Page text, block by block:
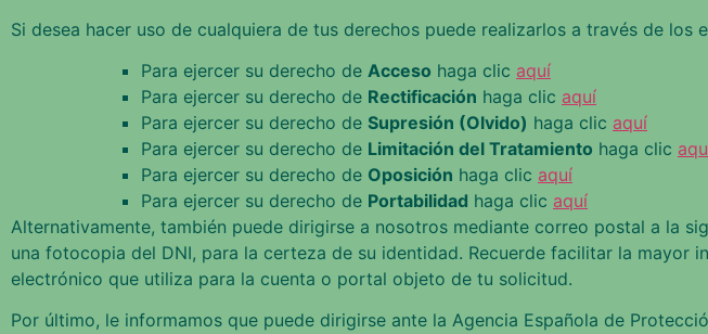
Si desea hacer uso de cualquiera de tus derechos puede realizarlos a través de los
Para ejercer su derecho de Acceso haga clic aquí
Para ejercer su derecho de Rectificación haga clic aquí
Para ejercer su derecho de Supresión (Olvido) haga clic aquí
Para ejercer su derecho de Limitación del Tratamiento haga clic
Para ejercer su derecho de Oposición haga clic aquí
Para ejercer su derecho de Portabilidad haga clic aquí
Alternativamente, también puede dirigirse a nosotros mediante correo postal a la
una fotocopia del DNI, para la certeza de su identidad. Recuerde facilitar la
electrónico que utiliza para la cuenta o portal objeto de tu solicitud.
Por último, le informamos que puede dirigirse ante la Agencia Española de